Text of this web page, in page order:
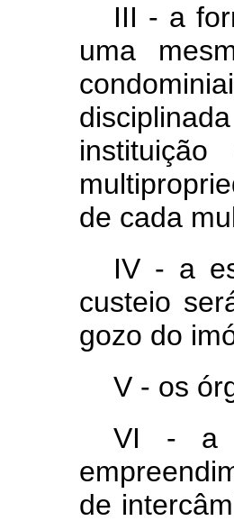
III - a
uma
de cada
IV - a
custeio
gozo do
V - os
VI - a
de